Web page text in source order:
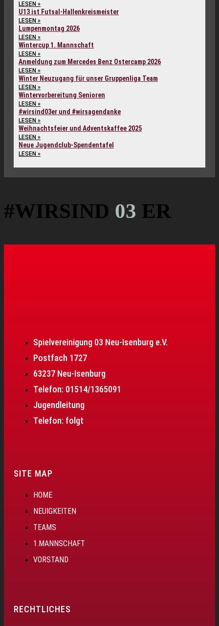
LESEN »
U13 ist Futsal-Hallenkreismeister
LESEN »
Lumpenmontag 2026
LESEN »
Wintercup 1. Mannschaft
LESEN »
Anmeldung zum Mercedes Benz Ostercamp 2026
LESEN »
Winter Neuzugang für unser Gruppenliga Team
LESEN »
Wintervorbereitung Senioren
LESEN »
#wirsind03er und #wirsagendanke
LESEN »
Weihnachtsfeier und Adventskaffee 2025
LESEN »
Neue Jugendclub-Spendentafel
LESEN »
#WIRSIND 03 ER
Spielvereinigung 03 Neu-Isenburg e.V.
Postfach 1727
63237 Neu-Isenburg
Telefon: 01514/1365091
Jugendleitung
Telefon: folgt
SITE MAP
HOME
NEUIGKEITEN
TEAMS
1.MANNSCHAFT
VORSTAND
RECHTLICHES